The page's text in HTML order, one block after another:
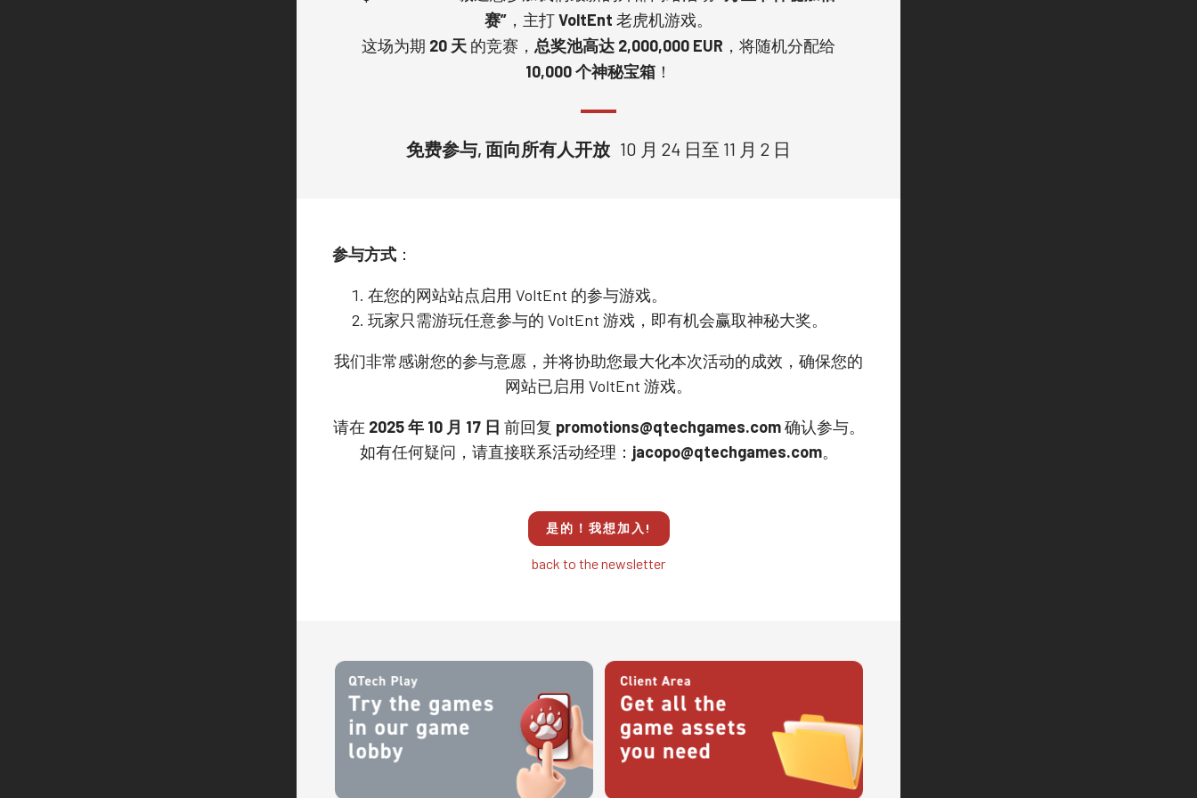
赛” ，主打VoltEnt 老虎机游戏。
这场为期 20 天 的竞赛， 总奖池高达 2,000,000 EUR ，将随机分配给
10,000 个神秘宝箱 ！
免费参与, 面向所有人开放 10 月 24 日至 11 月 2 日
参与方式 ：
在您的网站站点启用 VoltEnt 的参与游戏。
玩家只需游玩任意参与的 VoltEnt 游戏，即有机会赢取神秘大奖。
我们非常感谢您的参与意愿，并将协助您最大化本次活动的成效，确保您的
网站已启用 VoltEnt 游戏。
请在 2025 年 10 月 17 日 前回复 promotions@qtechgames.com确认参与。
如有任何疑问，请直接联系活动经理： jacopo@qtechgames.com。
是的！我想加入!
back to the newsletter